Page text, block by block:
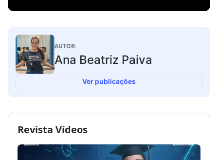
AUTOR:
Ana Beatriz Paiva
Ver publicações
Revista Vídeos